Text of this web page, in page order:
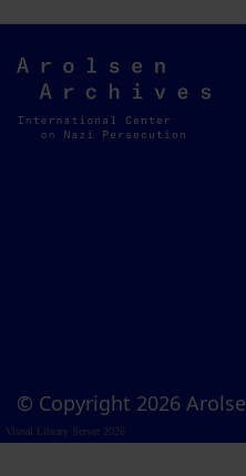
Arolsen
Archives
© Copyright 2026
Visual Library Server 2026